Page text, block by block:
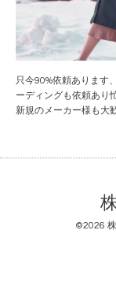
只今90%依頼あります
ーディングも依頼あり
新規のメーカー様も大
©2026